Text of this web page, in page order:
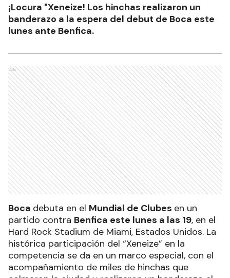
¡Locura "Xeneize! Los hinchas realizaron un
banderazo a la espera del debut de Boca este
lunes ante Benfica.
Ads
Boca debuta en el Mundial de Clubes en un
partido contra Benfica este lunes a las 19, en el
Hard Rock Stadium de Miami, Estados Unidos. La
histórica participación del “Xeneize” en la
competencia se da en un marco especial, con el
acompañamiento de miles de hinchas que